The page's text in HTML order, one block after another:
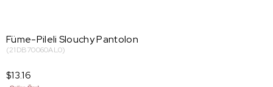
Füme-Pileli Slouchy Pantolon
(21DB70060AL0)
$13.16